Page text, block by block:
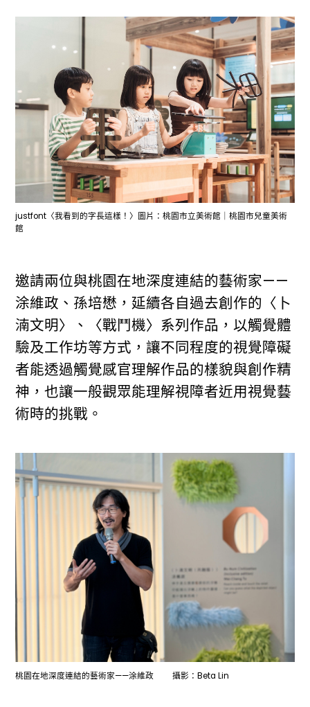
justfont〈我看到的字長這樣！〉圖片：桃園市立美術館｜桃園市兒童美術
館
邀請兩位與桃園在地深度連結的藝術家——
涂維政、孫培懋，延續各自過去創作的〈卜
湳文明〉、〈戰鬥機〉系列作品，以觸覺體
驗及工作坊等方式，讓不同程度的視覺障礙
者能透過觸覺感官理解作品的樣貌與創作精
神，也讓一般觀眾能理解視障者近用視覺藝
術時的挑戰。
桃園在地深度連結的藝術家——涂維政 攝影：Beta Lin